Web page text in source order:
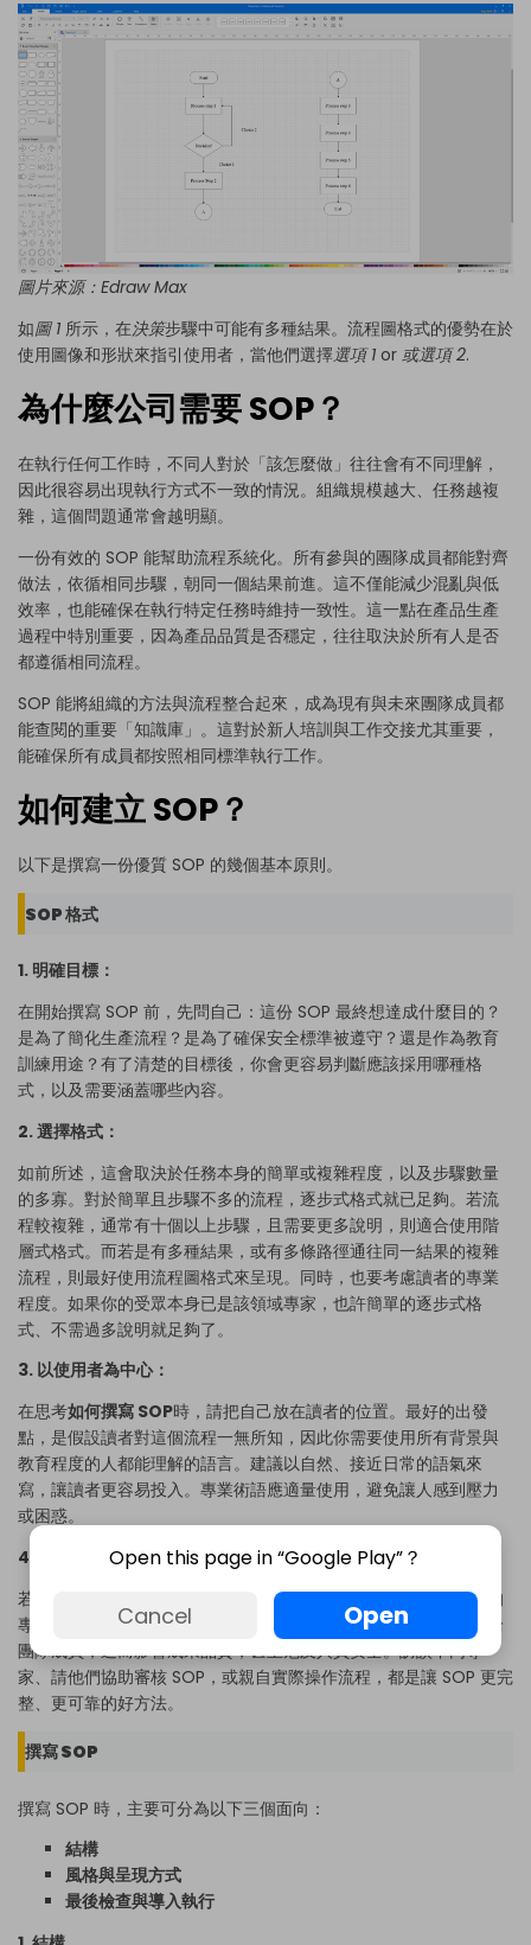
圖片來源： Edraw Max
如圖 1 所示，在決策步驟中可能有多種結果。流程圖格式的優勢在於
使用圖像和形狀來指引使用者，當他們選擇選項 1 or 或選項 2.
為什麼公司需要 SOP？
在執行任何工作時，不同人對於「該怎麼做」往往會有不同理解，
因此很容易出現執行方式不一致的情況。組織規模越大、任務越複
雜，這個問題通常會越明顯。
一份有效的 SOP 能幫助流程系統化。所有參與的團隊成員都能對齊
做法，依循相同步驟，朝同一個結果前進。這不僅能減少混亂與低
效率，也能確保在執行特定任務時維持一致性。這一點在產品生產
過程中特別重要，因為產品品質是否穩定，往往取決於所有人是否
都遵循相同流程。
SOP 能將組織的方法與流程整合起來，成為現有與未來團隊成員都
能查閱的重要「知識庫」。這對於新人培訓與工作交接尤其重要，
能確保所有成員都按照相同標準執行工作。
如何建立 SOP？
以下是撰寫一份優質 SOP 的幾個基本原則。
SOP 格式
1. 明確目標：
在開始撰寫 SOP 前，先問自己：這份 SOP 最終想達成什麼目的？
是為了簡化生產流程？是為了確保安全標準被遵守？還是作為教育
訓練用途？有了清楚的目標後，你會更容易判斷應該採用哪種格
式，以及需要涵蓋哪些內容。
2. 選擇格式：
如前所述，這會取決於任務本身的簡單或複雜程度，以及步驟數量
的多寡。對於簡單且步驟不多的流程，逐步式格式就已足夠。若流
程較複雜，通常有十個以上步驟，且需要更多說明，則適合使用階
層式格式。而若是有多種結果，或有多條路徑通往同一結果的複雜
流程，則最好使用流程圖格式來呈現。同時，也要考慮讀者的專業
程度。如果你的受眾本身已是該領域專家，也許簡單的逐步式格
式、不需過多說明就足夠了。
3. 以使用者為中心：
在思考如何撰寫 SOP時，請把自己放在讀者的位置。最好的出發
點，是假設讀者對這個流程一無所知，因此你需要使用所有背景與
教育程度的人都能理解的語言。建議以自然、接近日常的語氣來
寫，讓讀者更容易投入。專業術語應適量使用，避免讓人感到壓力
或困惑。
4. 尋求專業知識與建議：
若想寫出真正高品質的 SOP，你本身必須具備，或能取得該領域的
專業知識。若在缺乏專業基礎下撰寫 SOP，可能會傳遞錯誤資訊給
團隊成員，進而影響成果品質，甚至危及人員安全。訪談不同專
家、請他們協助審核 SOP，或親自實際操作流程，都是讓 SOP 更完
整、更可靠的好方法。
撰寫 SOP
撰寫 SOP 時，主要可分為以下三個面向：
結構
風格與呈現方式
最後檢查與導入執行
Open this page in “Google Play”？
Cancel Open